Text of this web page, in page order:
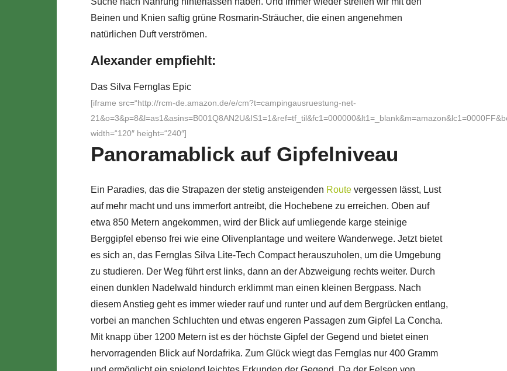
Beinen und Knien saftig grüne Rosmarin-Sträucher, die einen angenehmen
natürlichen Duft verströmen.
Alexander empfiehlt:
Das Silva Fernglas Epic
[iframe src=“http://rcm-de.amazon.de/e/cm?t=campingausruestung-net-
width=“120″ height=“240″]
Panoramablick auf Gipfelniveau
Ein Paradies, das die Strapazen der stetig ansteigenden Routevergessen lässt, Lust
auf mehr macht und uns immerfort antreibt, die Hochebene zu erreichen. Oben auf
etwa 850 Metern angekommen, wird der Blick auf umliegende karge steinige
Berggipfel ebenso frei wie eine Olivenplantage und weitere Wanderwege. Jetzt bietet
es sich an, das Fernglas Silva Lite-Tech Compact herauszuholen, um die Umgebung
zu studieren. Der Weg führt erst links, dann an der Abzweigung rechts weiter. Durch
einen dunklen Nadelwald hindurch erklimmt man einen kleinen Bergpass. Nach
diesem Anstieg geht es immer wieder rauf und runter und auf dem Bergrücken entlang,
vorbei an manchen Schluchten und etwas engeren Passagen zum Gipfel La Concha.
Mit knapp über 1200 Metern ist es der höchste Gipfel der Gegend und bietet einen
hervorragenden Blick auf Nordafrika. Zum Glück wiegt das Fernglas nur 400 Gramm